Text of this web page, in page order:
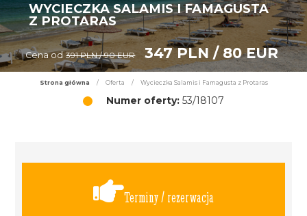
WYCIECZKA SALAMIS I FAMAGUSTA
Z PROTARAS
Cena od 391 PLN / 90 EUR 347 PLN / 80 EUR
Strona główna / Oferta / Wycieczka Salamis i Famagusta z Protaras
Numer oferty: 53/18107
Terminy / rezerwacja